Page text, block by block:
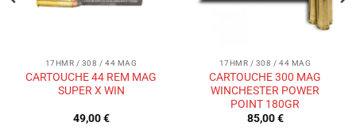
17HMR / 308 / 44 MAG
CARTOUCHE 44 REM MAG
SUPER X WIN
49,00€
17HMR / 308 / 44 MAG
CARTOUCHE 300 MAG
WINCHESTER POWER
POINT 180GR
85,00€